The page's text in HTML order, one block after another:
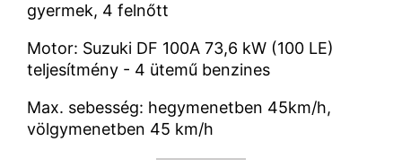
gyermek, 4 felnőtt
Motor: Suzuki DF 100A 73,6 kW (100 LE)
teljesítmény - 4 ütemű benzines
Max. sebesség: hegymenetben 45km/h,
völgymenetben 45 km/h